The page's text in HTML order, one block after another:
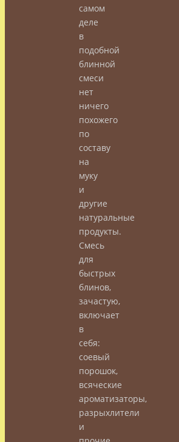
самом
деле
в
подобной
блинной
смеси
нет
ничего
похожего
по
составу
на
муку
и
другие
натуральные
продукты.
Смесь
для
быстрых
блинов,
зачастую,
включает
в
себя:
соевый
порошок,
всяческие
ароматизаторы,
разрыхлители
и